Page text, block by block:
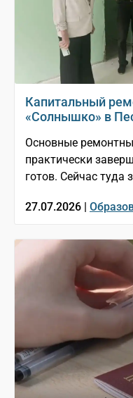
Капитальный
«Солнышко» в
Основные
практически
готов. Сейчас туда
27.07.2026 |